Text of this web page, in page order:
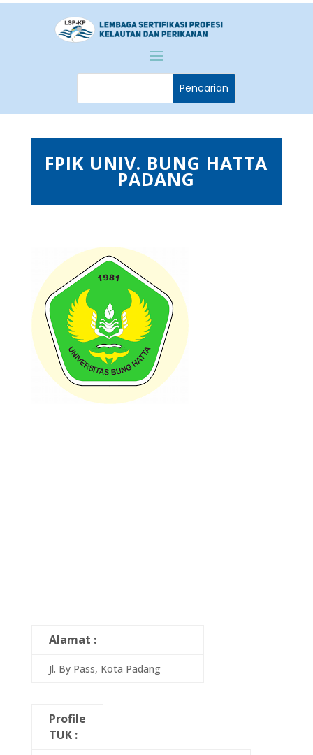
FPIK UNIV. BUNG HATTA
PADANG
Alamat :
Jl. By Pass, Kota Padang
Profile
TUK :